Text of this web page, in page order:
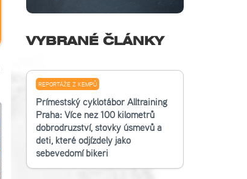
VYBRANÉ ČLÁNKY
REPORTÁŽE Z KEMPŮ
Příměstský cyklotábor Alltraining
Praha: Více než 100 kilometrů
dobrodružství, stovky úsměvů a
děti, které odjížděly jako
sebevědomí bikeři